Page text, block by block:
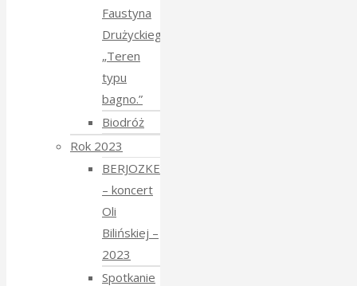
Faustyna
Drużyckiego
„Teren
typu
bagno.”
Biodróż
Rok 2023
BERJOZKELE
– koncert
Oli
Bilińskiej –
2023
Spotkanie